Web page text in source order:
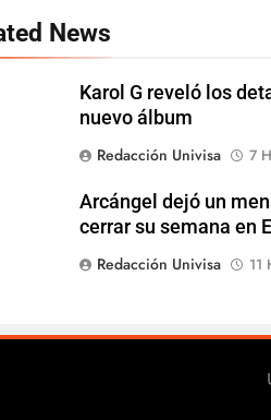
News
Karol G reveló los
nuevo álbum
Redacción Univisa
7
Arcángel dejó un
cerrar su semana en
Redacción Univisa
11